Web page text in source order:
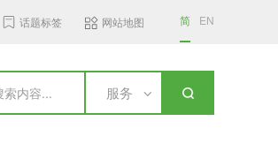
加拿大更新无线通信设备标准，新...
话题标签 网站地图 简 EN
服务